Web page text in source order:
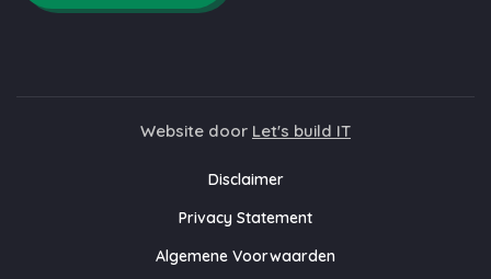
Website door Let's build IT
Disclaimer
Privacy Statement
Algemene Voorwaarden